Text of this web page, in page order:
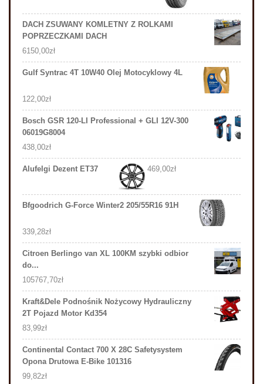
DACH ZSUWANY KOMLETNY Z ROLKAMI
POPRZECZKAMI DACH
6150,00zł
Gulf Syntrac 4T 10W40 Olej Motocyklowy 4L
122,00zł
Bosch GSR 120-LI Professional + GLI 12V-300
06019G8004
438,00zł
Alufelgi Dezent ET37 469,00zł
Bfgoodrich G-Force Winter2 205/55R16 91H
339,28zł
Citroen Berlingo van XL 100KM szybki odbior
do...
105767,70zł
Kraft&Dele Podnośnik Nożycowy Hydrauliczny
2T Pojazd Motor Kd354
83,99zł
Continental Contact 700 X 28C Safetysystem
Opona Drutowa E-Bike 101316
99,82zł